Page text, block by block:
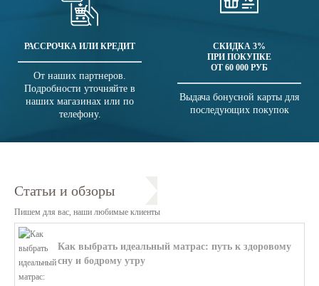
РАССРОЧКА ИЛИ КРЕДИТ
От наших партнеров.
Подробности уточняйте в
наших магазинах или по
телефону.
СКИДКА 3%
ПРИ ПОКУПКЕ
ОТ 60 000 РУБ
Выдача бонусной карты для
последующих покупок
Статьи и обзоры
Пишем для вас, наши любимые клиенты
Как выбрать идеальный матрас: путь к здоровому
сну и бодрому утру